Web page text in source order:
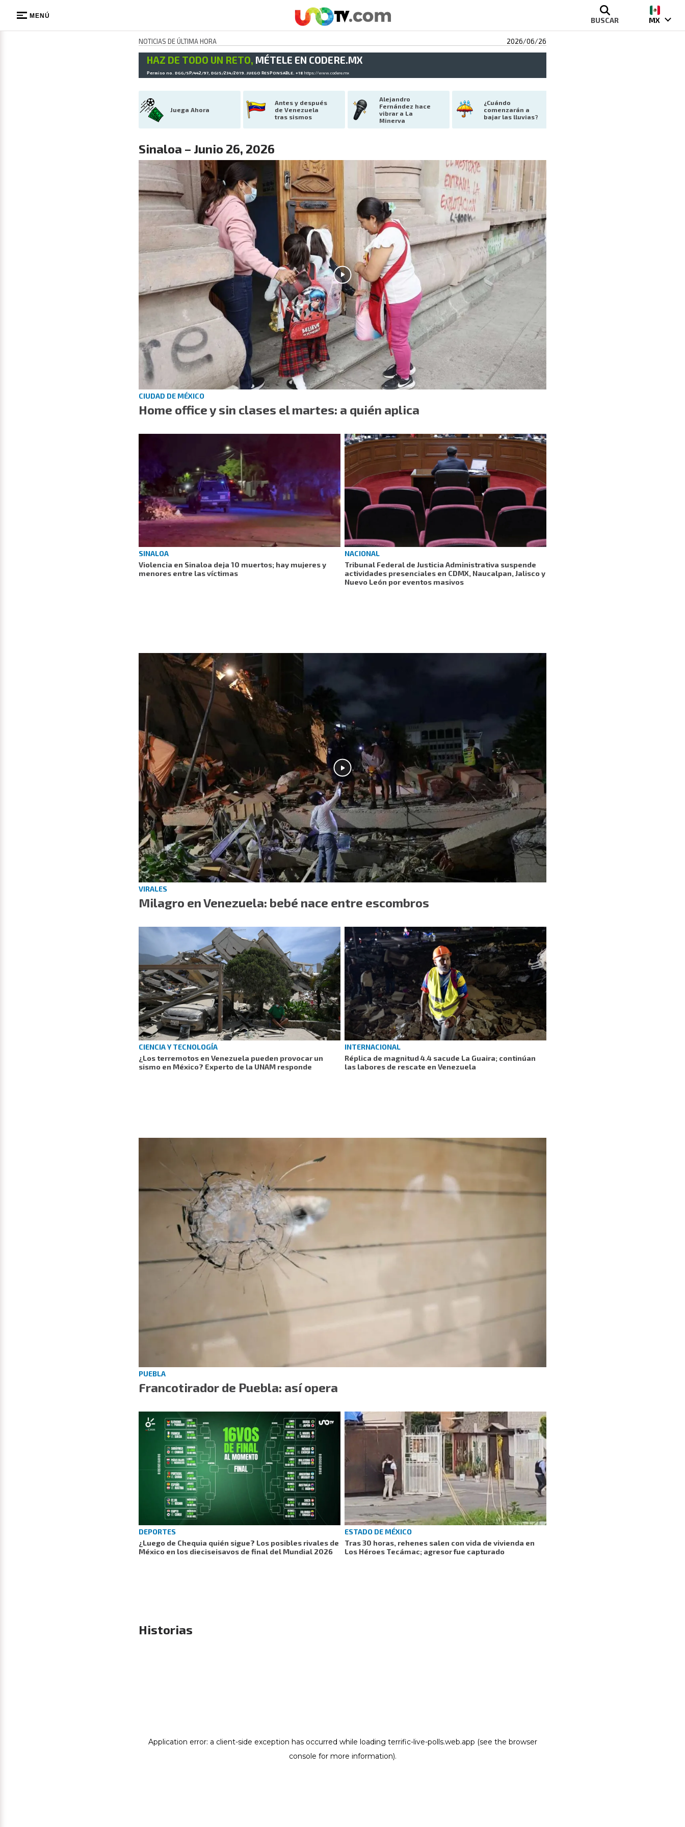
MENÚ BUSCAR MX
NOTICIAS DE ÚLTIMA HORA 2026/06/26
HAZ DE TODO UN RETO, MÉTELE EN CODERE.MX
Permiso no. DGG/SP/442/97, DGJS/234/2019. JUEGO RESPONSABLE. +18 https://www.codere.mx
Juega Ahora
Antes y después
de Venezuela
tras sismos
Alejandro
Fernández hace
vibrar a La
Minerva
¿Cuándo
comenzarán a
bajar las lluvias?
Sinaloa – Junio 26, 2026
CIUDAD DE MÉXICO
Home office y sin clases el martes: a quién aplica
SINALOA
Violencia en Sinaloa deja 10 muertos; hay mujeres y
menores entre las víctimas
NACIONAL
Tribunal Federal de Justicia Administrativa suspende
actividades presenciales en CDMX, Naucalpan, Jalisco y
Nuevo León por eventos masivos
VIRALES
Milagro en Venezuela: bebé nace entre escombros
CIENCIA Y TECNOLOGÍA
¿Los terremotos en Venezuela pueden provocar un
sismo en México? Experto de la UNAM responde
INTERNACIONAL
Réplica de magnitud 4.4 sacude La Guaira; continúan
las labores de rescate en Venezuela
PUEBLA
Francotirador de Puebla: así opera
DEPORTES
¿Luego de Chequia quién sigue? Los posibles rivales de
México en los dieciseisavos de final del Mundial 2026
ESTADO DE MÉXICO
Tras 30 horas, rehenes salen con vida de vivienda en
Los Héroes Tecámac; agresor fue capturado
Historias